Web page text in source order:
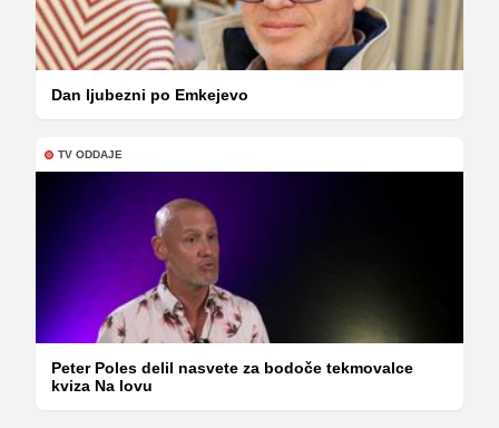
Dan ljubezni po Emkejevo
TV ODDAJE
Peter Poles delil nasvete za bodoče tekmovalce
kviza Na lovu